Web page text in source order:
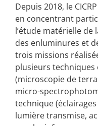
Depuis 2018, le
en concentrant
l’étude matérielle
des enluminures et
trois missions
plusieurs techniques
(microscopie de
micro-
technique
lumière transmise,